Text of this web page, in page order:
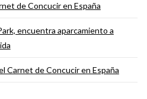
de Concucir en España
encuentra aparcamiento a
Carnet de Concucir en España